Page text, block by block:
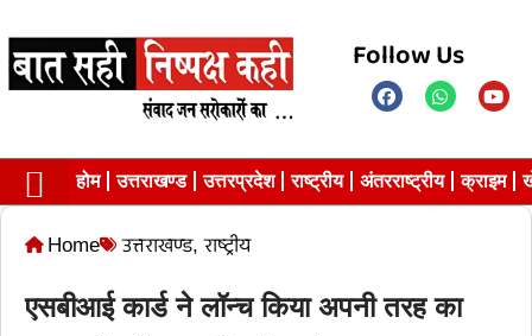
Follow Us
होम उत्तराखण्ड उत्तरप्रदेश राष्ट्रीय अंतरराष्ट्रीय क्राइम
Home उत्तराखण्ड,राष्ट्रीय
एसबीआई कार्ड ने लॉन्च किया अपनी तरह का